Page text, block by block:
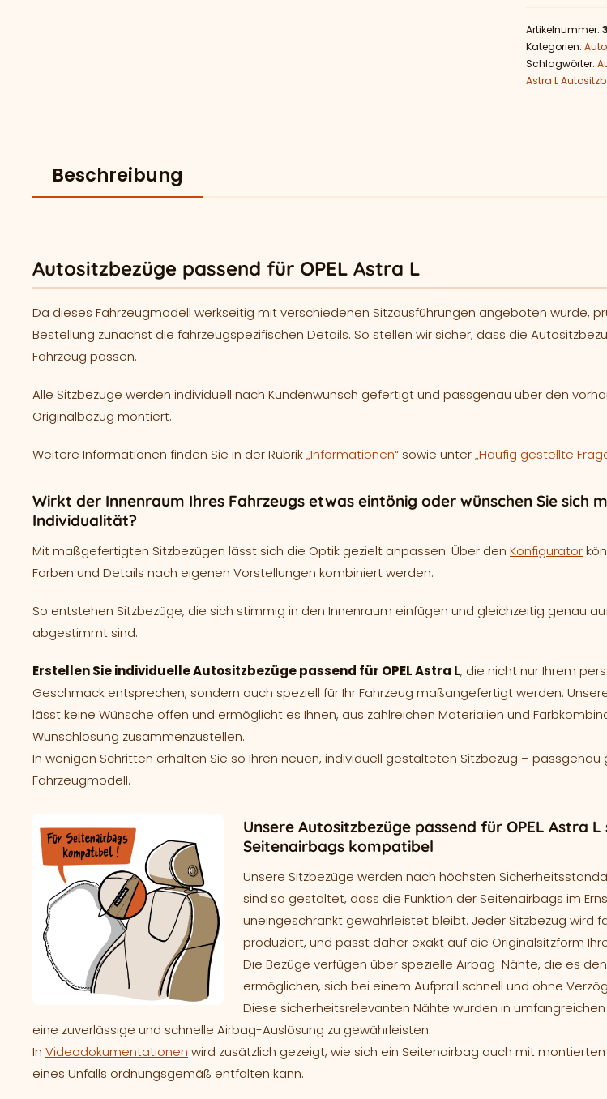
Artikelnummer:
Kategorien:
Schlagwörter:
Astra L
Beschreibung
Autositzbezüge passend für OPEL Astra L
Da dieses Fahrzeugmodell werkseitig mit verschiedenen Sitzausführungen angeboten wurde,
Bestellung zunächst die fahrzeugspezifischen Details. So stellen wir sicher, dass die
Fahrzeug passen.
Alle Sitzbezüge werden individuell nach Kundenwunsch gefertigt und passgenau über den
Originalbezug montiert.
Weitere Informationen finden Sie in der Rubrik„Informationen“ sowie unter„Häufig gestellte
Wirkt der Innenraum Ihres Fahrzeugs etwas eintönig oder wünschen Sie sich
Individualität?
Mit maßgefertigten Sitzbezügen lässt sich die Optik gezielt anpassen. Über den Konfigurator
Farben und Details nach eigenen Vorstellungen kombiniert werden.
So entstehen Sitzbezüge, die sich stimmig in den Innenraum einfügen und gleichzeitig genau
abgestimmt sind.
Erstellen Sie individuelle Autositzbezüge passend für OPEL Astra L, die nicht nur Ihrem
Geschmack entsprechen, sondern auch speziell für Ihr Fahrzeug maßangefertigt werden.
lässt keine Wünsche offen und ermöglicht es Ihnen, aus zahlreichen Materialien und
Wunschlösung zusammenzustellen.
In wenigen Schritten erhalten Sie so Ihren neuen, individuell gestalteten Sitzbezug – passgenau
Fahrzeugmodell.
Unsere Autositzbezüge passend für OPEL Astra L
Seitenairbags kompatibel
Unsere Sitzbezüge werden nach höchsten
sind so gestaltet, dass die Funktion der Seitenairbags im
uneingeschränkt gewährleistet bleibt. Jeder Sitzbezug wird
produziert, und passt daher exakt auf die Originalsitzform
Die Bezüge verfügen über spezielle Airbag-Nähte, die es
ermöglichen, sich bei einem Aufprall schnell und ohne
Diese sicherheitsrelevanten Nähte wurden in
eine zuverlässige und schnelle Airbag-Auslösung zu gewährleisten.
In Videodokumentationen wird zusätzlich gezeigt, wie sich ein Seitenairbag auch mit
eines Unfalls ordnungsgemäß entfalten kann.